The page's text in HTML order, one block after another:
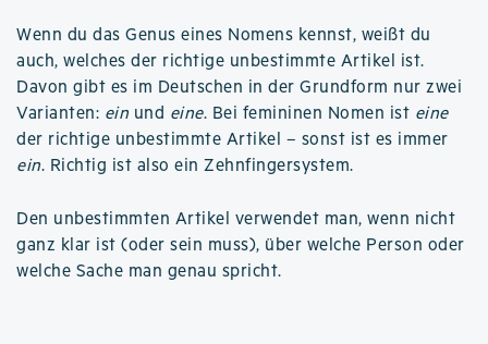
Wenn du das Genus eines Nomens kennst, weißt du
auch, welches der richtige unbestimmte Artikel ist.
Davon gibt es im Deutschen in der Grundform nur zwei
Varianten: ein und eine. Bei femininen Nomen ist eine
der richtige unbestimmte Artikel – sonst ist es immer
ein. Richtig ist also ein Zehnfingersystem.
Den unbestimmten Artikel verwendet man, wenn nicht
ganz klar ist (oder sein muss), über welche Person oder
welche Sache man genau spricht.